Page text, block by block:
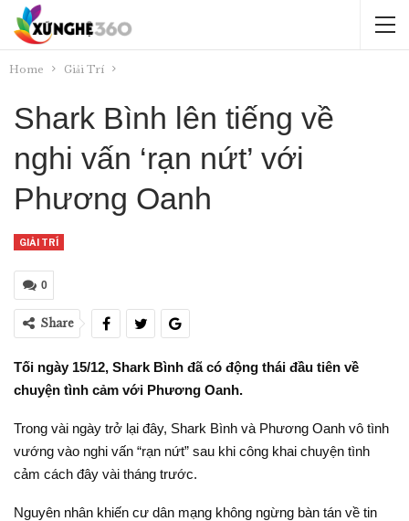
Home Giải Trí
Shark Bình lên tiếng về
nghi vấn ‘rạn nứt’ với
Phương Oanh
GIẢI TRÍ
0
Share
Tối ngày 15/12, Shark Bình đã có động thái đầu tiên về
chuyện tình cảm với Phương Oanh.
Trong vài ngày trở lại đây, Shark Bình và Phương Oanh vô tình
vướng vào nghi vấn “rạn nứt” sau khi công khai chuyện tình
cảm cách đây vài tháng trước.
Nguyên nhân khiến cư dân mạng không ngừng bàn tán về tin